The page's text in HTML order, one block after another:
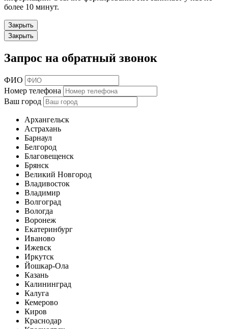
более 10 минут.
Закрыть
Закрыть
Запрос на обратный звонок
ФИО
Номер телефона
Ваш город
Архангельск
Астрахань
Барнаул
Белгород
Благовещенск
Брянск
Великий Новгород
Владивосток
Владимир
Волгоград
Вологда
Воронеж
Екатеринбург
Иваново
Ижевск
Иркутск
Йошкар-Ола
Казань
Калининград
Калуга
Кемерово
Киров
Краснодар